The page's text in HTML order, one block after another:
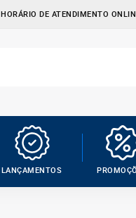
HORÁRIO DE ATENDIMENTO
LANÇAMENTOS